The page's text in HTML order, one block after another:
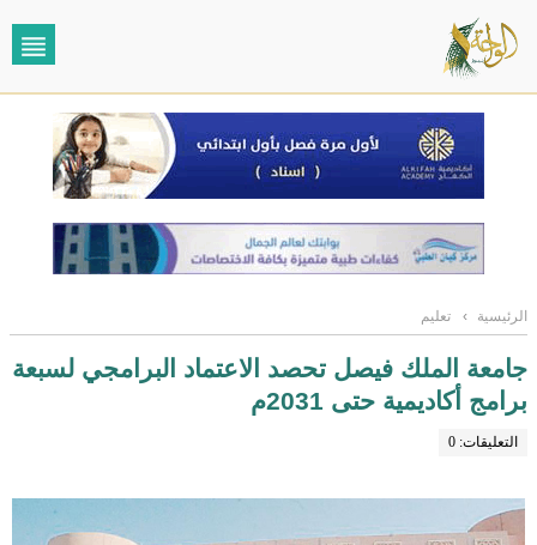
الرئيسية › تعليم
جامعة الملك فيصل تحصد الاعتماد البرامجي لسبعة
برامج أكاديمية حتى 2031م
التعليقات: 0